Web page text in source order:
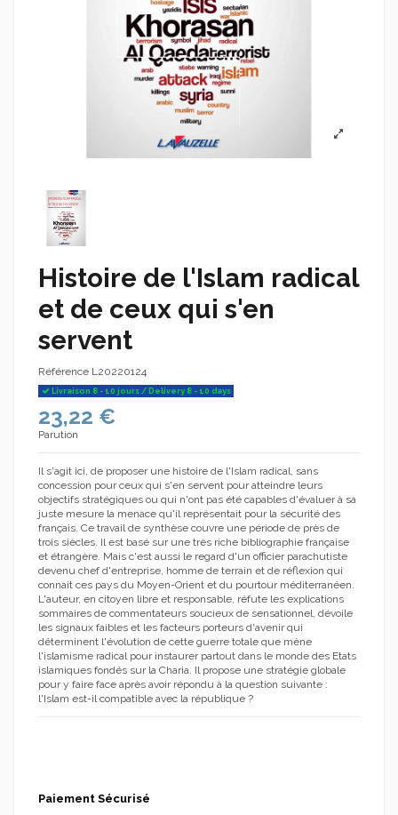
Histoire de l'Islam radical
et de ceux qui s'en
servent
Référence L20220124
Livraison 8 - 10 jours / Delivery 8 - 10 days
23,22 €
Parution
Il s'agit ici, de proposer une histoire de l'Islam radical, sans
concession pour ceux qui s'en servent pour atteindre leurs
objectifs stratégiques ou qui n'ont pas été capables d'évaluer à sa
juste mesure la menace qu'il représentait pour la sécurité des
français. Ce travail de synthèse couvre une période de près de
trois siècles. Il est basé sur une très riche bibliographie française
et étrangère. Mais c'est aussi le regard d'un officier parachutiste
devenu chef d'entreprise, homme de terrain et de réflexion qui
connait ces pays du Moyen-Orient et du pourtour méditerranéen.
L'auteur, en citoyen libre et responsable, réfute les explications
sommaires de commentateurs soucieux de sensationnel, dévoile
les signaux faibles et les facteurs porteurs d'avenir qui
déterminent l'évolution de cette guerre totale que mène
l'islamisme radical pour instaurer partout dans le monde des Etats
islamiques fondés sur la Charia. Il propose une stratégie globale
pour y faire face après avoir répondu à la question suivante :
l'Islam est-il compatible avec la république ?
Paiement Sécurisé